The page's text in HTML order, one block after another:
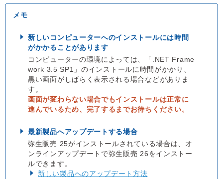
新しいコンピューターへのインストールには時間
がかかることがあります
コンピューターの環境によっては、「.NET Frame
work 3.5 SP1」のインストールに時間がかかり、
黒い画面がしばらく表示される場合などがありま
す。
画面が変わらない場合でもインストールは正常に
進んでいるため、完了するまでお待ちください。
最新製品へアップデートする場合
弥生販売 25がインストールされている場合は、オ
ンラインアップデートで弥生販売 26をインストー
ルできます。
新しい製品へのアップデート方法